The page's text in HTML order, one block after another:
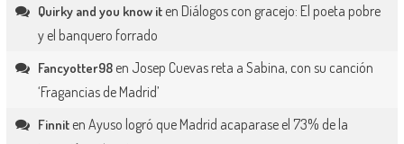
Quirky and you know iten Diálogos con gracejo: El poeta pobre
y el banquero forrado
Fancyotter98en Josep Cuevas reta a Sabina, con su canción
‘Fragancias de Madrid’
Finniten Ayuso logró que Madrid acaparase el 73% de la